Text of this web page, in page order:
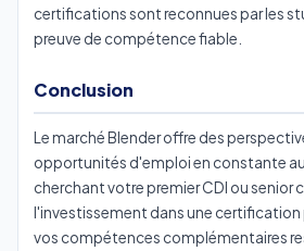
certifications sont reconnues par les
preuve de compétence fiable.
Conclusion
Le marché Blender offre des
opportunités d'emploi en constante
cherchant votre premier CDI ou
l'investissement dans une
vos compétences complémentaires